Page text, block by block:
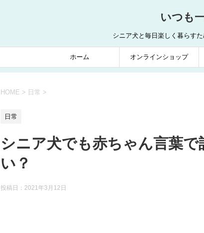
いつも
シニア犬と毎日楽しく暮らす
ホーム オンラインショップ
HOME > 日常 >
日常
シニア犬でも赤ちゃん言葉で
い？
投稿日： 2021年3月12日